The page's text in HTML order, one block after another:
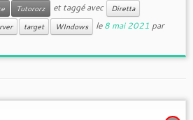
Tutororz et taggé avec
Diretta
target WIndows le8 mai 2021 par